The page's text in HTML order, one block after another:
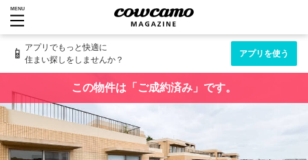
MENU
📱 アプリでもっと快適に
住まい探しをしませんか？
アプリを使う
この物件は「ご成約済み」です。